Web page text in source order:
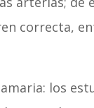
correcta,
los